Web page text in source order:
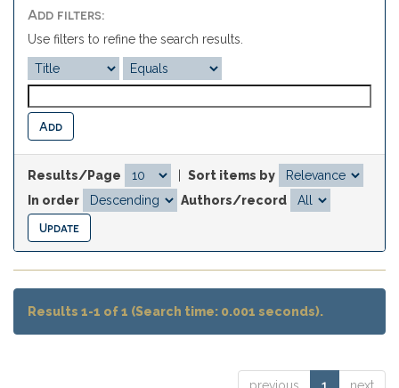
Add filters:
Use filters to refine the search results.
Results/Page
Sort items by
In order
Authors/record
Results 1-1 of 1 (Search time: 0.001 seconds).